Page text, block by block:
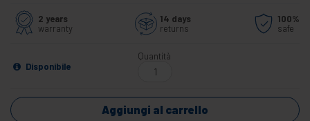
2 years
warranty
14 days
returns
100%
safe
Disponibile
Quantità
Aggiungi al carrello